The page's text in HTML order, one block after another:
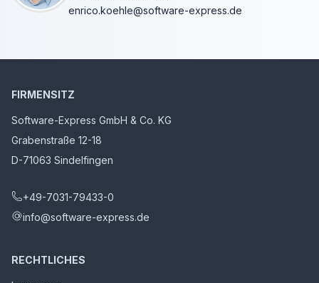
enrico.koehle@software-express.de
FIRMENSITZ
Software-Express GmbH & Co. KG
Grabenstraße 12-18
D-71063 Sindelfingen
+49-7031-79433-0
info@software-express.de
RECHTLICHES